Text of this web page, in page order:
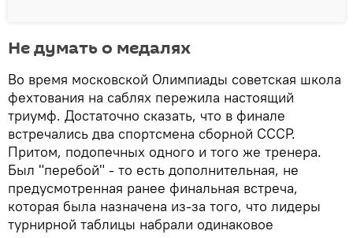
Не думать о медалях
Во время московской Олимпиады советская школа
фехтования на саблях пережила настоящий
триумф. Достаточно сказать, что в финале
встречались два спортсмена сборной СССР.
Притом, подопечных одного и того же тренера.
Был "перебой" - то есть дополнительная, не
предусмотренная ранее финальная встреча,
которая была назначена из-за того, что лидеры
турнирной таблицы набрали одинаковое